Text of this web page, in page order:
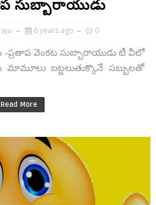
సుబ్బారాయుడు
6 years ago 0
-ప్రతాప వెంకట సుబ్బారాయుడు టీ వీలో
బట్టలుతుక్కొనే సబ్బులతో
Read More